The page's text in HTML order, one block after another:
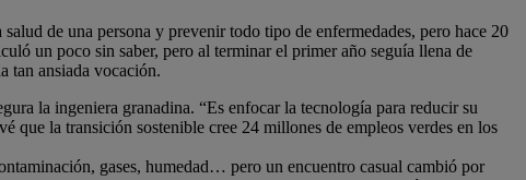
de una persona y prevenir todo tipo de enfermedades, pero hace 20
un poco sin saber, pero al terminar el primer año seguía llena de
tan ansiada vocación.
la ingeniera granadina. “Es enfocar la tecnología para reducir su
que la transición sostenible cree 24 millones de empleos verdes en los
gases, humedad… pero un encuentro casual cambió por